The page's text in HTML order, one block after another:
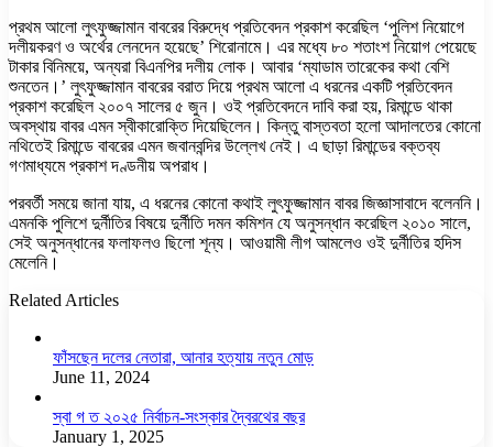
প্রথম আলো লুৎফুজ্জামান বাবরের বিরুদ্ধে প্রতিবেদন প্রকাশ করেছিল ‘পুলিশ নিয়োগে
দলীয়করণ ও অর্থের লেনদেন হয়েছে’ শিরোনামে। এর মধ্যে ৮০ শতাংশ নিয়োগ পেয়েছে
টাকার বিনিময়ে, অন্যরা বিএনপির দলীয় লোক। আবার ‘ম্যাডাম তারেকের কথা বেশি
শুনতেন।’ লুৎফুজ্জামান বাবরের বরাত দিয়ে প্রথম আলো এ ধরনের একটি প্রতিবেদন
প্রকাশ করেছিল ২০০৭ সালের ৫ জুন। ওই প্রতিবেদনে দাবি করা হয়, রিমান্ডে থাকা
অবস্থায় বাবর এমন স্বীকারোক্তি দিয়েছিলেন। কিন্তু বাস্তবতা হলো আদালতের কোনো
নথিতেই রিমান্ডে বাবরের এমন জবানবন্দির উল্লেখ নেই। এ ছাড়া রিমান্ডের বক্তব্য
গণমাধ্যমে প্রকাশ দণ্ডনীয় অপরাধ।
পরবর্তী সময়ে জানা যায়, এ ধরনের কোনো কথাই লুৎফুজ্জামান বাবর জিজ্ঞাসাবাদে বলেননি।
এমনকি পুলিশে দুর্নীতির বিষয়ে দুর্নীতি দমন কমিশন যে অনুসন্ধান করেছিল ২০১০ সালে,
সেই অনুসন্ধানের ফলাফলও ছিলো শূন্য। আওয়ামী লীগ আমলেও ওই দুর্নীতির হদিস
মেলেনি।
Related Articles
ফাঁসছেন দলের নেতারা, আনার হত্যায় নতুন মোড়
June 11, 2024
স্বা গ ত ২০২৫ নির্বাচন-সংস্কার দ্বৈরথের বছর
January 1, 2025